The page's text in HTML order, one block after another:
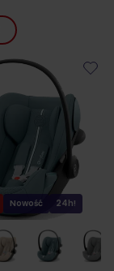
Nowość 24h!